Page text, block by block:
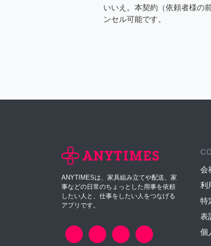
いいえ。本契約（依頼者様の
ンセル可能です。
ANYTIMESは、家具組み立てや配送、家
事などの日常のちょっとした用事を依頼
したい人と、仕事をしたい人をつなげる
アプリです。
会
利
特
表
個